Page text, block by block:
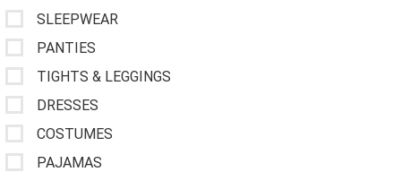
SLEEPWEAR
PANTIES
TIGHTS & LEGGINGS
DRESSES
COSTUMES
PAJAMAS